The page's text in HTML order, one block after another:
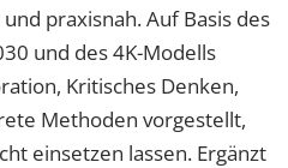
praxisnah. Auf Basis des
und des 4K-Modells
Kritisches Denken,
Methoden vorgestellt,
einsetzen lassen. Ergänzt